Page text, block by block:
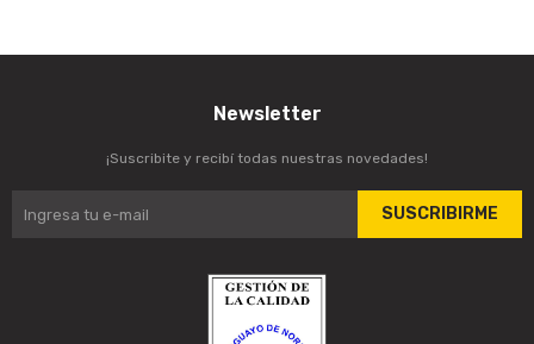
Newsletter
¡Suscribite y recibí todas nuestras novedades!
SUSCRIBIRME